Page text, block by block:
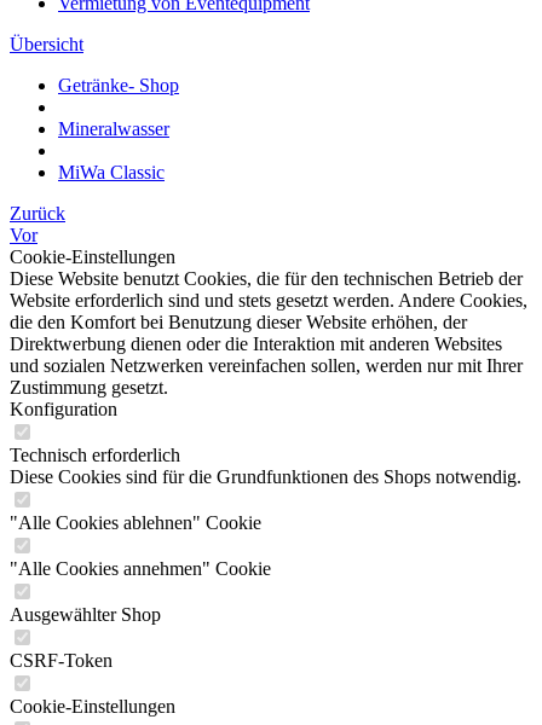
Übersicht
Getränke- Shop
Mineralwasser
MiWa Classic
Zurück
Vor
Cookie-Einstellungen
Diese Website benutzt Cookies, die für den technischen Betrieb der
Website erforderlich sind und stets gesetzt werden. Andere Cookies,
die den Komfort bei Benutzung dieser Website erhöhen, der
Direktwerbung dienen oder die Interaktion mit anderen Websites
und sozialen Netzwerken vereinfachen sollen, werden nur mit Ihrer
Zustimmung gesetzt.
Konfiguration
Technisch erforderlich
Diese Cookies sind für die Grundfunktionen des Shops notwendig.
"Alle Cookies ablehnen" Cookie
"Alle Cookies annehmen" Cookie
Ausgewählter Shop
CSRF-Token
Cookie-Einstellungen